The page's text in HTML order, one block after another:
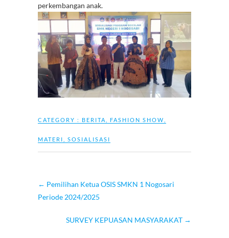
perkembangan anak.
CATEGORY : BERITA FASHION SHOW
MATERI SOSIALISASI
← Pemilihan Ketua OSIS SMKN 1 Nogosari
Periode 2024/2025
SURVEY KEPUASAN MASYARAKAT →